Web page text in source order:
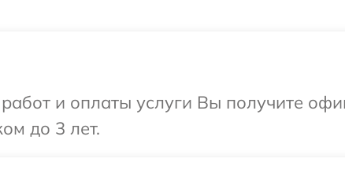
и оплаты услуги Вы получите
до 3 лет.